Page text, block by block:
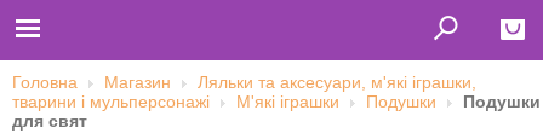
Close
Головна Магазин
Ляльки та аксесуари, м'які іграшки,
тварини і мульперсонажі
М'які іграшки Подушки
Подушки
для свят